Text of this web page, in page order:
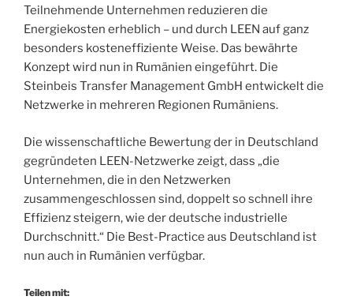
Teilnehmende Unternehmen reduzieren die
Energiekosten erheblich – und durch LEEN auf ganz
besonders kosteneffiziente Weise. Das bewährte
Konzept wird nun in Rumänien eingeführt. Die
Steinbeis Transfer Management GmbH entwickelt die
Netzwerke in mehreren Regionen Rumäniens.
Die wissenschaftliche Bewertung der in Deutschland
gegründeten LEEN-Netzwerke zeigt, dass „die
Unternehmen, die in den Netzwerken
zusammengeschlossen sind, doppelt so schnell ihre
Effizienz steigern, wie der deutsche industrielle
Durchschnitt.“ Die Best-Practice aus Deutschland ist
nun auch in Rumänien verfügbar.
Teilen mit: